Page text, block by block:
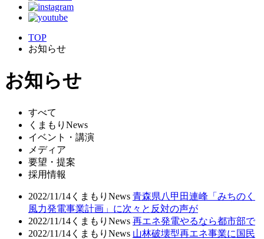
TOP
お知らせ
お知らせ
すべて
くまもりNews
イベント・講演
メディア
要望・提案
採用情報
2022/11/14 くまもりNews 青森県八甲田連峰「みちのく
風力発電事業計画」に次々と反対の声が
2022/11/14 くまもりNews 再エネ発電やるなら都市部で
2022/11/14 くまもりNews 山林破壊型再エネ事業に国民